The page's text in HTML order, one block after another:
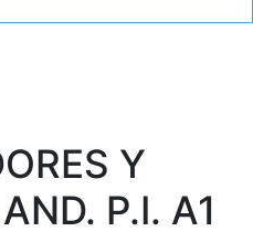
Y
P.I. A1